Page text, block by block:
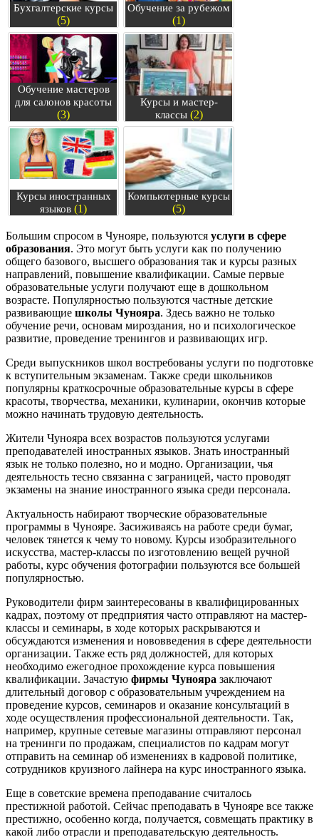
Бухгалтерские курсы
(5)
Обучение за рубежом
(1)
Обучение мастеров
для салонов красоты
(3)
Курсы и мастер-
классы(2)
Курсы иностранных
языков (1)
Компьютерные курсы
(5)
Большим спросом в Чунояре, пользуются услуги в сфере
образования. Это могут быть услуги как по получению
общего базового, высшего образования так и курсы разных
направлений, повышение квалификации. Самые первые
образовательные услуги получают еще в дошкольном
возрасте. Популярностью пользуются частные детские
развивающие школы Чунояра. Здесь важно не только
обучение речи, основам мироздания, но и психологическое
развитие, проведение тренингов и развивающих игр.
Среди выпускников школ востребованы услуги по подготовке
к вступительным экзаменам. Также среди школьников
популярны краткосрочные образовательные курсы в сфере
красоты, творчества, механики, кулинарии, окончив которые
можно начинать трудовую деятельность.
Жители Чунояра всех возрастов пользуются услугами
преподавателей иностранных языков. Знать иностранный
язык не только полезно, но и модно. Организации, чья
деятельность тесно связанна с заграницей, часто проводят
экзамены на знание иностранного языка среди персонала.
Актуальность набирают творческие образовательные
программы в Чунояре. Засиживаясь на работе среди бумаг,
человек тянется к чему то новому. Курсы изобразительного
искусства, мастер-классы по изготовлению вещей ручной
работы, курс обучения фотографии пользуются все большей
популярностью.
Руководители фирм заинтересованы в квалифицированных
кадрах, поэтому от предприятия часто отправляют на мастер-
классы и семинары, в ходе которых раскрываются и
обсуждаются изменения и нововведения в сфере деятельности
организации. Также есть ряд должностей, для которых
необходимо ежегодное прохождение курса повышения
квалификации. Зачастую фирмы Чунояра заключают
длительный договор с образовательным учреждением на
проведение курсов, семинаров и оказание консультаций в
ходе осуществления профессиональной деятельности. Так,
например, крупные сетевые магазины отправляют персонал
на тренинги по продажам, специалистов по кадрам могут
отправить на семинар об изменениях в кадровой политике,
сотрудников круизного лайнера на курс иностранного языка.
Еще в советские времена преподавание считалось
престижной работой. Сейчас преподавать в Чунояре все также
престижно, особенно когда, получается, совмещать практику в
какой либо отрасли и преподавательскую деятельность.